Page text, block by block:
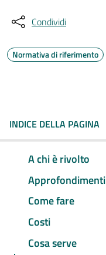
Condividi
Normativa di riferimento
INDICE DELLA PAGINA
A chi è rivolto
Approfondimenti
Come fare
Costi
Cosa serve